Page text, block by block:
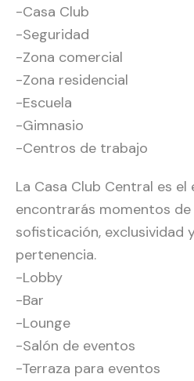
-Casa Club
-Seguridad
-Zona comercial
-Zona residencial
-Escuela
-Gimnasio
-Centros de trabajo
La Casa Club Central es
encontrarás momentos
sofisticación, exclusividad
pertenencia.
-Lobby
-Bar
-Lounge
-Salón de eventos
-Terraza para eventos